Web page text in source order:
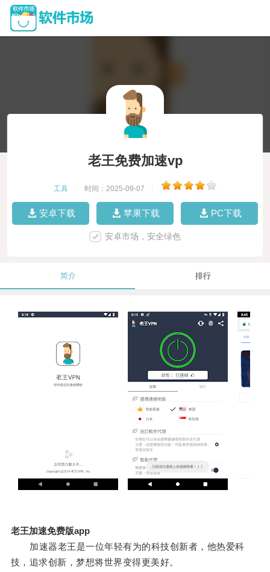
老王免费加速vp
工具 时间：2025-09-07
安卓下载 苹果下载 PC下载
安卓市场，安全绿色
简介 排行
老王加速免费版app
加速器老王是一位年轻有为的科技创新者，他热爱科
技，追求创新，梦想将世界变得更美好。